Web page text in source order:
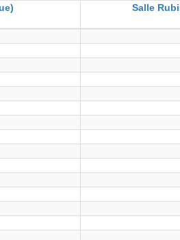
Salle